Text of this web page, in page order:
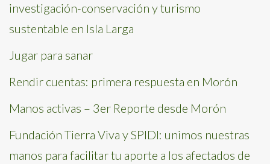
investigación-conservación y turismo
sustentable en Isla Larga
Jugar para sanar
Rendir cuentas: primera respuesta en Morón
Manos activas – 3er Reporte desde Morón
Fundación Tierra Viva y SPIDI: unimos nuestras
manos para facilitar tu aporte a los afectados de